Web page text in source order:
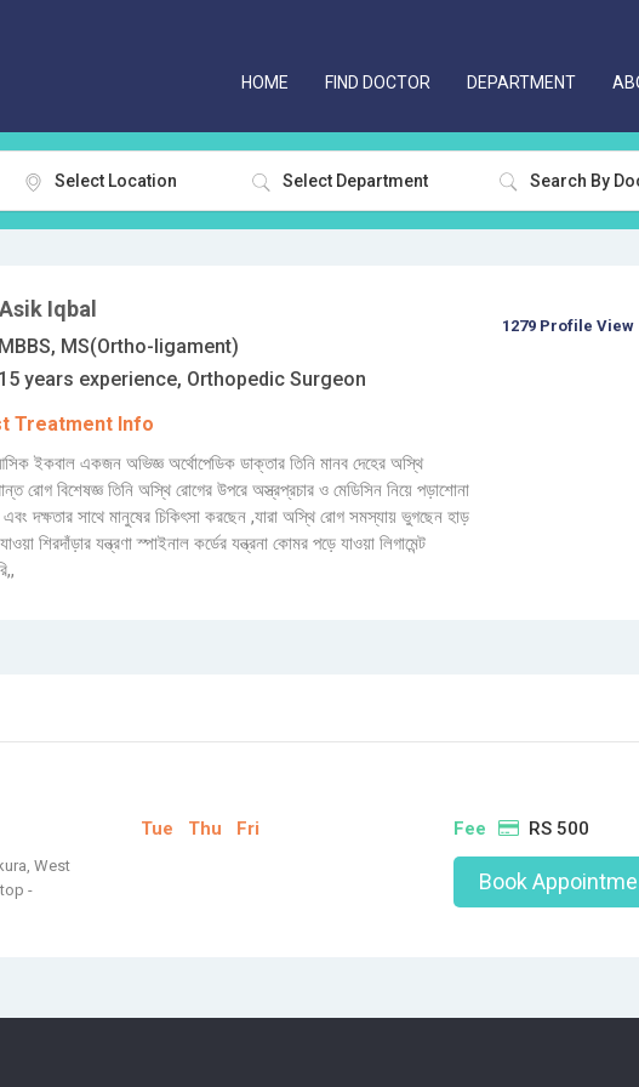
HOME FIND DOCTOR DEPARTMENT
Select Location Select Department
Iqbal
MBBS, MS(Ortho-ligament)
15 years experience, Orthopedic Surgeon
Treatment Info
ইকবাল একজন অভিজ্ঞ অর্থোপেডিক ডাক্তার তিনি মানব দেহের অস্থি
রোগ বিশেষজ্ঞ তিনি অস্থি রোগের উপরে অস্ত্রপ্রচার ও মেডিসিন নিয়ে পড়াশোনা
দক্ষতার সাথে মানুষের চিকিৎসা করছেন ,যারা অস্থি রোগ সমস্যায় ভুগছেন হাড়
শিরদাঁড়ার যন্ত্রণা স্পাইনাল কর্ডের যন্ত্রনা কোমর পড়ে যাওয়া লিগামেন্ট
1279 Profile View
West
-
Tue Thu Fri Fee RS 500
Book